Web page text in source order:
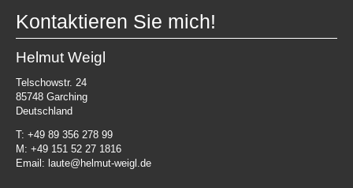
Kontaktieren Sie mich!
Helmut Weigl
Telschowstr. 24
85748 Garching
Deutschland
T: +49 89 356 278 99
M : +49 151 52 27 1816
Email: laute@helmut-weigl.de